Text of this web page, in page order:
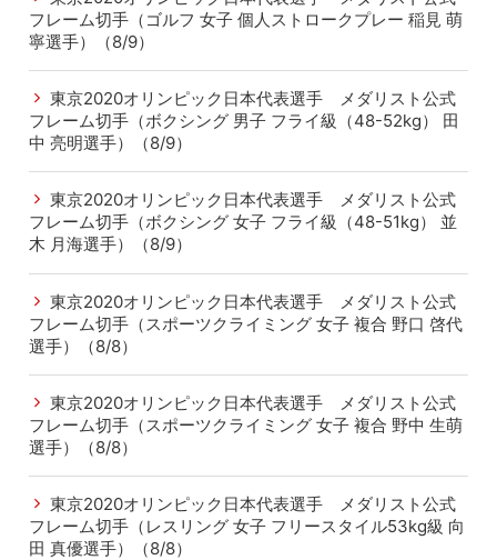
フレーム切手（ゴルフ 女子 個人ストロークプレー 稲見 萌
寧選手）（8/9）
東京2020オリンピック日本代表選手 メダリスト公式
フレーム切手（ボクシング 男子 フライ級（48-52kg） 田
中 亮明選手）（8/9）
東京2020オリンピック日本代表選手 メダリスト公式
フレーム切手（ボクシング 女子 フライ級（48-51kg） 並
木 月海選手）（8/9）
東京2020オリンピック日本代表選手 メダリスト公式
フレーム切手（スポーツクライミング 女子 複合 野口 啓代
選手）（8/8）
東京2020オリンピック日本代表選手 メダリスト公式
フレーム切手（スポーツクライミング 女子 複合 野中 生萌
選手）（8/8）
東京2020オリンピック日本代表選手 メダリスト公式
フレーム切手（レスリング 女子 フリースタイル53kg級 向
田 真優選手）（8/8）